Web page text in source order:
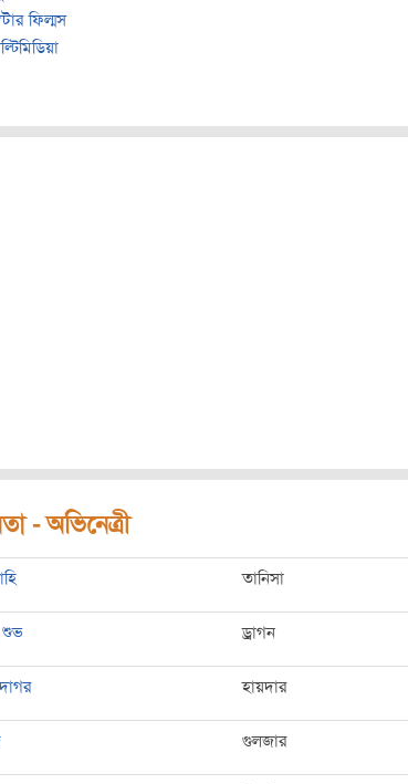
ফিল্মস
- অভিনেত্রী
তানিসা
শুভ ড্রাগন
হায়দার
গুলজার